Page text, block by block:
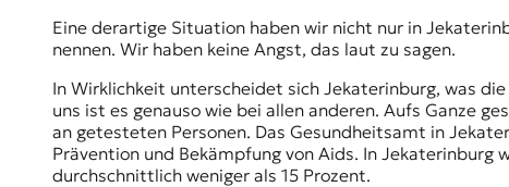
Eine derartige Situation haben wir nicht nur in
nennen. Wir haben keine Angst, das laut zu sagen.
In Wirklichkeit unterscheidet sich Jekaterinburg, was
uns ist es genauso wie bei allen anderen. Aufs Ganze
an getesteten Personen. Das Gesundheitsamt in
Prävention und Bekämpfung von Aids. In Jekaterinburg
durchschnittlich weniger als 15 Prozent.